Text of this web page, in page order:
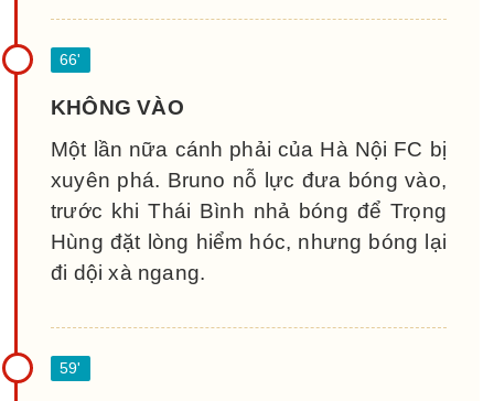
KHÔNG VÀO
Một lần nữa cánh phải của Hà Nội FC bị
xuyên phá. Bruno nỗ lực đưa bóng vào,
trước khi Thái Bình nhả bóng để Trọng
Hùng đặt lòng hiểm hóc, nhưng bóng lại
đi dội xà ngang.